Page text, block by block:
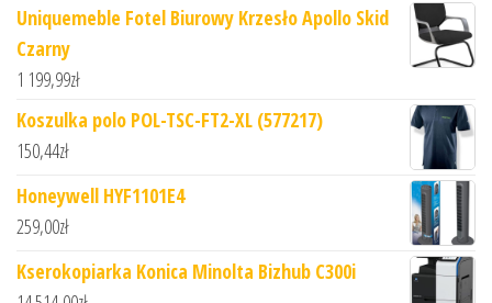
Uniquemeble Fotel Biurowy Krzesło Apollo Skid
Czarny
1 199,99zł
Koszulka polo POL-TSC-FT2-XL (577217)
150,44zł
Honeywell HYF1101E4
259,00zł
Kserokopiarka Konica Minolta Bizhub C300i